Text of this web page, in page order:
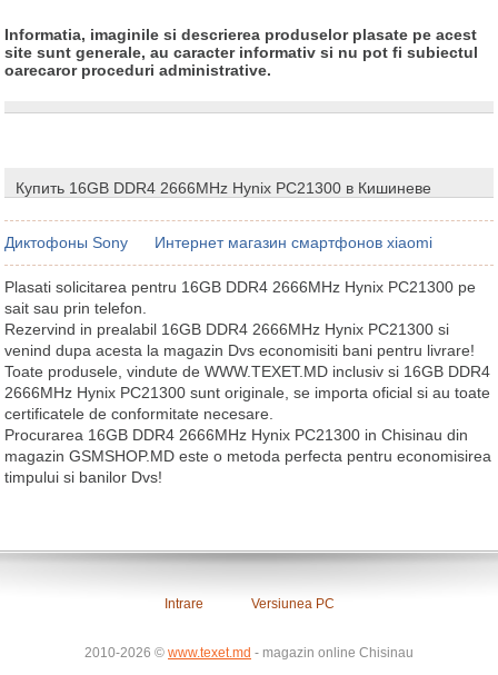
Informatia, imaginile si descrierea produselor plasate pe acest
site sunt generale, au caracter informativ si nu pot fi subiectul
oarecaror proceduri administrative.
Купить 16GB DDR4 2666MHz Hynix PC21300 в Кишиневе
Диктофоны Sony Интернет магазин смартфонов xiaomi
Plasati solicitarea pentru 16GB DDR4 2666MHz Hynix PC21300 pe
sait sau prin telefon.
Rezervind in prealabil 16GB DDR4 2666MHz Hynix PC21300 si
venind dupa acesta la magazin Dvs economisiti bani pentru livrare!
Toate produsele, vindute de WWW.TEXET.MD inclusiv si 16GB DDR4
2666MHz Hynix PC21300 sunt originale, se importa oficial si au toate
certificatele de conformitate necesare.
Procurarea 16GB DDR4 2666MHz Hynix PC21300 in Chisinau din
magazin GSMSHOP.MD este o metoda perfecta pentru economisirea
timpului si banilor Dvs!
Intrare Versiunea PC
2010-2026 © www.texet.md - magazin online Chisinau